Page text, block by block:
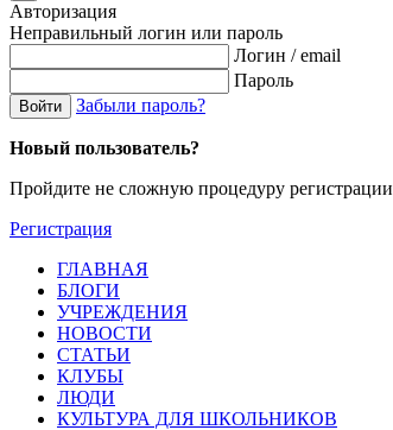
Авторизация
Неправильный логин или пароль
Логин / email
Пароль
Войти Забыли пароль?
Новый пользователь?
Пройдите не сложную процедуру регистрации
Регистрация
ГЛАВНАЯ
БЛОГИ
УЧРЕЖДЕНИЯ
НОВОСТИ
СТАТЬИ
КЛУБЫ
ЛЮДИ
КУЛЬТУРА ДЛЯ ШКОЛЬНИКОВ